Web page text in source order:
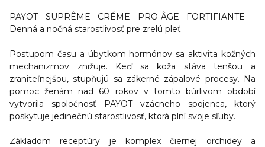
PAYOT SUPRÊME CRÉME PRO-ÂGE FORTIFIANTE -
Denná a nočná starostlivosť pre zrelú pleť
Postupom času a úbytkom hormónov sa aktivita kožných
mechanizmov znižuje. Keď sa koža stáva tenšou a
zraniteľnejšou, stupňujú sa zákerné zápalové procesy. Na
pomoc ženám nad 60 rokov v tomto búrlivom období
vytvorila spoločnosť PAYOT vzácneho spojenca, ktorý
poskytuje jedinečnú starostlivosť, ktorá plní svoje sľuby.
Základom receptúry je komplex čiernej orchidey a